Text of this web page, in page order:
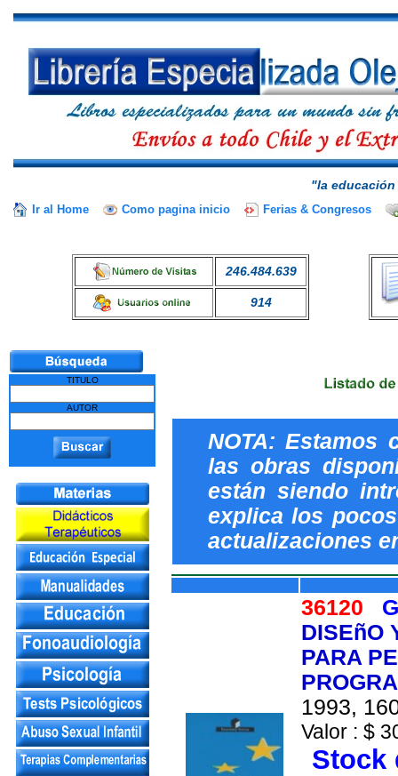
"la
Ir al Home Como pagina inicio Ferias & Congresos
246.484.639
914
TITULO
AUTOR
NOTA: Estamos
las obras
están siendo
explica los
actualizaciones
36120
DISEñO
PARA
1993,
Valor : $
Stock